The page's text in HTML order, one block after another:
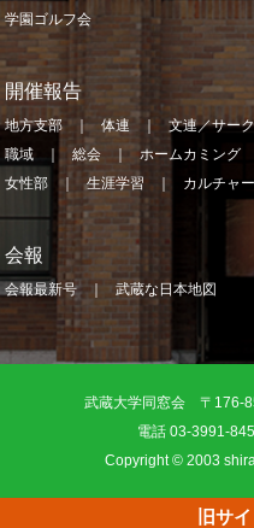
学園ゴルフ会
開催報告
地方支部 体連 文連／サー
職域
総会 ホームカミング
女性部
生涯学習 カルチャー
会報
会報最新号 武蔵な日本地図
武蔵大学同窓会 〒176-
電話 03-3991-
Copyright © 2003
旧サ